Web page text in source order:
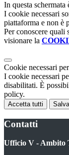
In questa
I cookie necessari
piattaforma e non è
Per conoscere quali
visionare la
Cookie necessari
I cookie necessari
disabilitati. È
policy.
Accetta tutti
Contatti
Ufficio V - Ambito